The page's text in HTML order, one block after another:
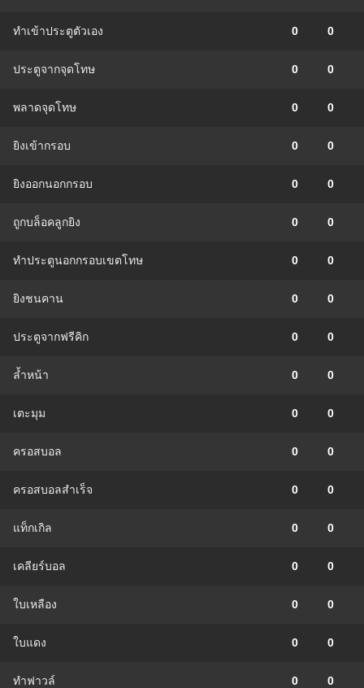
ทําเข้าประตูตัวเอง 0 0
ประตูจากจุดโทษ 0 0
พลาดจุดโทษ 0 0
ยิงเข้ากรอบ 0 0
ยิงออกนอกกรอบ 0 0
ถูกบล็อคลูกยิง 0 0
ทำประตูนอกกรอบเขตโทษ 0 0
ยิงชนคาน 0 0
ประตูจากฟรีคิก 0 0
ล้ำหน้า 0 0
เตะมุม 0 0
ครอสบอล 0 0
ครอสบอลสำเร็จ 0 0
แท็กเกิล 0 0
เคลียร์บอล 0 0
ใบเหลือง 0 0
ใบแดง 0 0
ทำฟาวล์ 0 0